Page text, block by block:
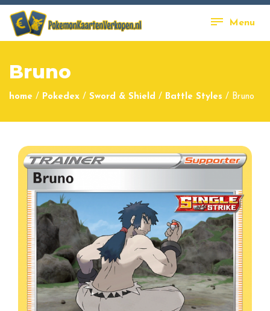
Menu
Bruno
home / Pokedex / Sword & Shield / Battle Styles / Bruno